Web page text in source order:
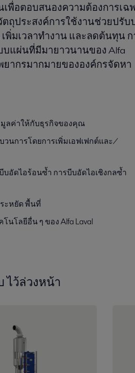
พื่อตอบสนองความต้องการเฉ
ประสงค์การใช้งานช่วยปรับ
มเวลาทํางาน และลดต้นทุน ก
แผ่นที่มีมายาวนานของ Alfa
ากรมากมายขององค์กรจัดหา
ลค่าให้กับธุรกิจของคุณ
นการโดยการเพิ่มเอฟเฟกต์และ/
อัดไอร้อนซ้ำ การบีบอัดไอเชิงกลซ้ำ
ะหยัดพื้นที่
นโลยีอื่น ๆ ของ Alfa Laval
ไว้ล่วงหน้า